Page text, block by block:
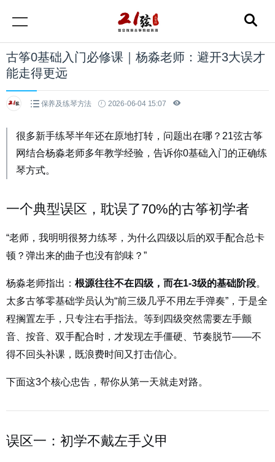
古筝0基础入门必修课｜杨淼老师：避开3大误才
能走得更远
保养及练琴方法 2026-06-04 15:07
很多新手练琴半年还在原地打转，问题出在哪？21弦古筝
网结合杨淼老师多年教学经验，告诉你0基础入门的正确练
琴方式。
一个典型误区，耽误了70%的古筝初学者
“老师，我明明很努力练琴，为什么四级以后的双手配合总卡
顿？弹出来的曲子也没有韵味？”
杨淼老师指出： 根源往往不在四级，而在1-3级的基础阶段。
太多古筝零基础学员认为“前三级几乎不用左手弹奏”，于是全
程搁置左手，只专注右手指法。等到四级突然需要左手颤
音、按音、双手配合时，才发现左手僵硬、节奏脱节——不
得不回头补课，既浪费时间又打击信心。
下面这3个核心忠告，帮你从第一天就走对路。
误区一：初学不戴左手义甲